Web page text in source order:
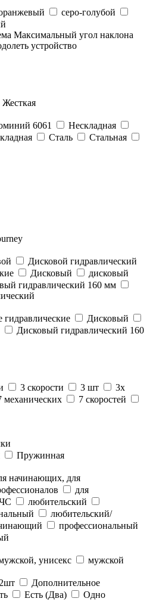
серо-голубой
Максимальный угол наклона
устройство
Жесткая
6061
Нескладная
Сталь
Стальная
Дисковой гидравлический
Дисковый
дисковый
гидравлический 160 мм
гидравлические
Дисковый
Дисковый гидравлический 160
3 скорости 3 шт
3х
механических
7 скоростей
Пружинная
начинающих, для
для
любительский
любительский/
профессиональный
унисекс
мужской
2шт
Дополнительное
Есть (Два)
Одно